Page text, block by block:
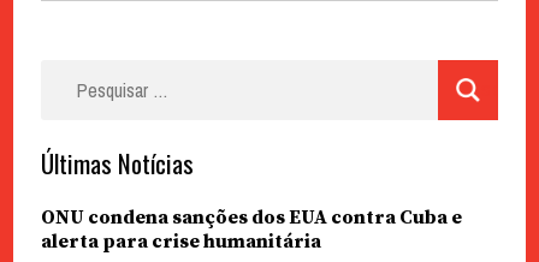
Últimas Notícias
ONU condena sanções dos EUA contra Cuba e
alerta para crise humanitária